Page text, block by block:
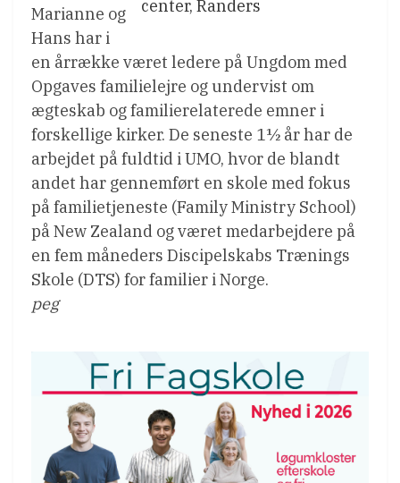
center, Randers
Marianne og
Hans har i
en årrække været ledere på Ungdom med
Opgaves familielejre og undervist om
ægteskab og familierelaterede emner i
forskellige kirker. De seneste 1½ år har de
arbejdet på fuldtid i UMO, hvor de blandt
andet har gennemført en skole med fokus
på familietjeneste (Family Ministry School)
på New Zealand og været medarbejdere på
en fem måneders Discipelskabs Trænings
Skole (DTS) for familier i Norge.
peg